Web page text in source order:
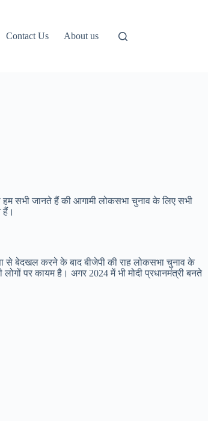
Contact Us About us
सभी जानते हैं की आगामी लोकसभा चुनाव के लिए सभी
हैं।
से बेदखल करने के बाद बीजेपी की राह लोकसभा चुनाव के
पर कायम है। अगर 2024 में भी मोदी प्रधानमंत्री बनते